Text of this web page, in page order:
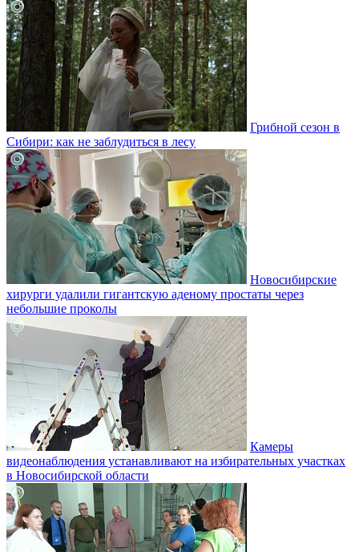
Грибной сезон в
Сибири: как не заблудиться в лесу
Новосибирские
хирурги удалили гигантскую аденому простаты через
небольшие проколы
Камеры
видеонаблюдения устанавливают на избирательных участках
в Новосибирской области